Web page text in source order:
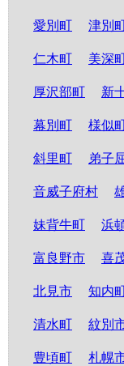
愛別町 津別
仁木町 美深
厚沢部町 新
幕別町 様似
斜里町 弟子
音威子府村
妹背牛町 浜
富良野市 喜
北見市 知内
清水町 紋別
豊頃町 札幌